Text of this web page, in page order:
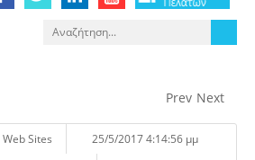
Prev Next
Web Sites
25/5/2017 4:14:56 μμ